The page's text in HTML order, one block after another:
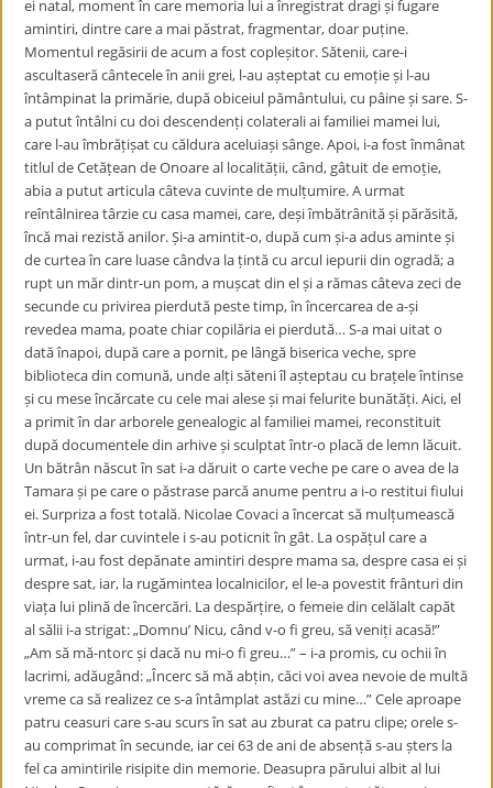
ei natal, moment în care memoria lui a înregistrat dragi și fugare
amintiri, dintre care a mai păstrat, fragmentar, doar puține.
Momentul regăsirii de acum a fost copleșitor. Sătenii, care-i
ascultaseră cântecele în anii grei, l-au așteptat cu emoție și l-au
întâmpinat la primărie, după obiceiul pământului, cu pâine și sare. S-
a putut întâlni cu doi descendenți colaterali ai familiei mamei lui,
care l-au îmbrățișat cu căldura aceluiași sânge. Apoi, i-a fost înmânat
titlul de Cetățean de Onoare al localității, când, gâtuit de emoție,
abia a putut articula câteva cuvinte de mulțumire. A urmat
reîntâlnirea târzie cu casa mamei, care, deși îmbătrânită și părăsită,
încă mai rezistă anilor. Și-a amintit-o, după cum și-a adus aminte și
de curtea în care luase cândva la țintă cu arcul iepurii din ogradă; a
rupt un măr dintr-un pom, a mușcat din el și a rămas câteva zeci de
secunde cu privirea pierdută peste timp, în încercarea de a-și
revedea mama, poate chiar copilăria ei pierdută… S-a mai uitat o
dată înapoi, după care a pornit, pe lângă biserica veche, spre
biblioteca din comună, unde alți săteni îl așteptau cu brațele întinse
și cu mese încărcate cu cele mai alese și mai felurite bunătăți. Aici, el
a primit în dar arborele genealogic al familiei mamei, reconstituit
după documentele din arhive și sculptat într-o placă de lemn lăcuit.
Un bătrân născut în sat i-a dăruit o carte veche pe care o avea de la
Tamara și pe care o păstrase parcă anume pentru a i-o restitui fiului
ei. Surpriza a fost totală. Nicolae Covaci a încercat să mulțumească
într-un fel, dar cuvintele i s-au poticnit în gât. La ospățul care a
urmat, i-au fost depănate amintiri despre mama sa, despre casa ei și
despre sat, iar, la rugămintea localnicilor, el le-a povestit frânturi din
viața lui plină de încercări. La despărțire, o femeie din celălalt capăt
al sălii i-a strigat: „Domnu’ Nicu, când v-o fi greu, să veniți acasă!”
„Am să mă-ntorc și dacă nu mi-o fi greu…” – i-a promis, cu ochii în
lacrimi, adăugând: „Încerc să mă abțin, căci voi avea nevoie de multă
vreme ca să realizez ce s-a întâmplat astăzi cu mine…” Cele aproape
patru ceasuri care s-au scurs în sat au zburat ca patru clipe; orele s-
au comprimat în secunde, iar cei 63 de ani de absență s-au șters la
fel ca amintirile risipite din memorie. Deasupra părului albit al lui